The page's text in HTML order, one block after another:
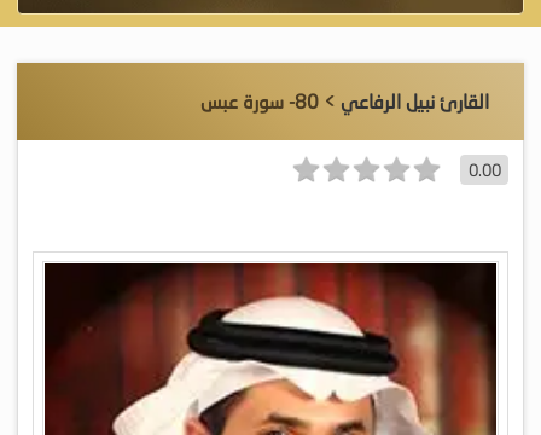
القارئ نبيل الرفاعي > 80- سورة عبس
0.00